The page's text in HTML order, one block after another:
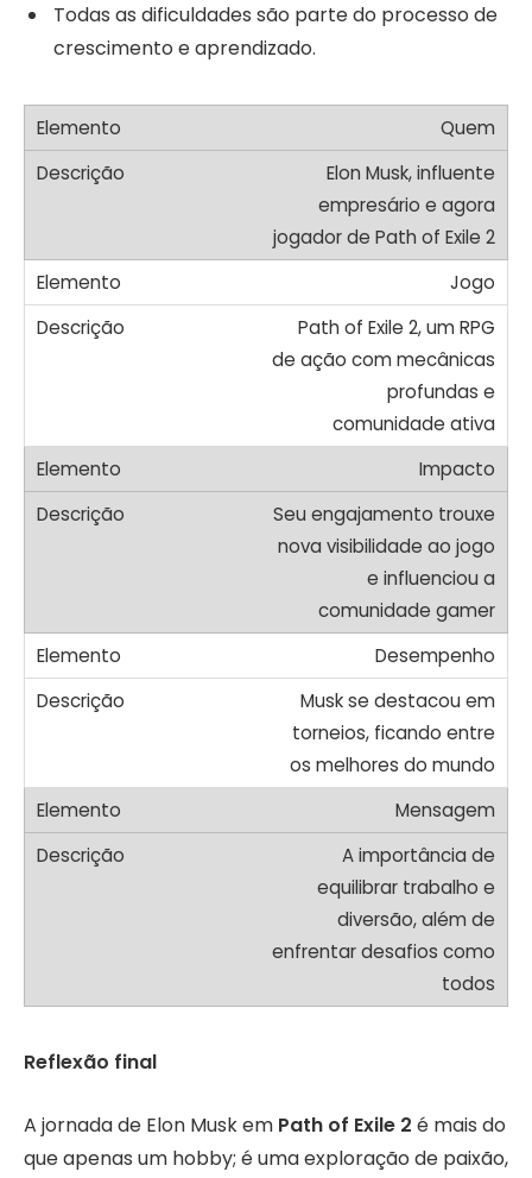
Todas as dificuldades são parte do processo de
crescimento e aprendizado.
Quem
Elon Musk, influente
empresário e agora
jogador de Path of Exile 2
Jogo
Path of Exile 2, um RPG
de ação com mecânicas
profundas e
comunidade ativa
Impacto
Seu engajamento trouxe
nova visibilidade ao jogo
e influenciou a
comunidade gamer
Desempenho
Musk se destacou em
torneios, ficando entre
os melhores do mundo
Mensagem
A importância de
equilibrar trabalho e
diversão, além de
enfrentar desafios como
todos
Reflexão final
A jornada de Elon Musk em Path of Exile 2 é mais do
que apenas um hobby; é uma exploração de paixão,